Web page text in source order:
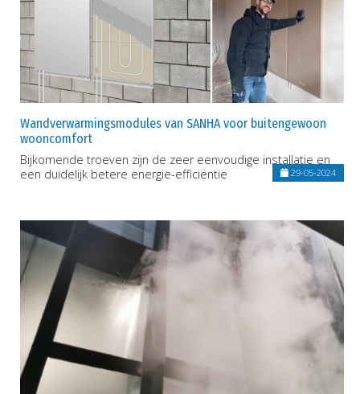
Wandverwarmingsmodules van SANHA voor buitengewoon
wooncomfort
Bijkomende troeven zijn de zeer eenvoudige installatie en
een duidelijk betere energie-efficiëntie
29-05-2024